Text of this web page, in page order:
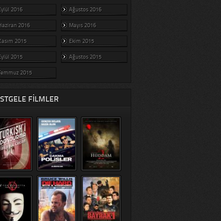
2016 Ağustos 2016
2016 Mayıs 2016
2015 Ekim 2015
2015 Ağustos 2015
2015
FILMLER